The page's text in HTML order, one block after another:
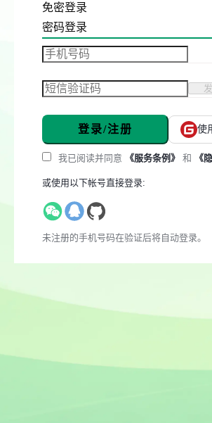
免密登录
密码登录
登录/注册 使
我已阅读并同意 《服务条例》 和 《
或使用以下帐号直接登录:
未注册的手机号码在验证后将自动登录。